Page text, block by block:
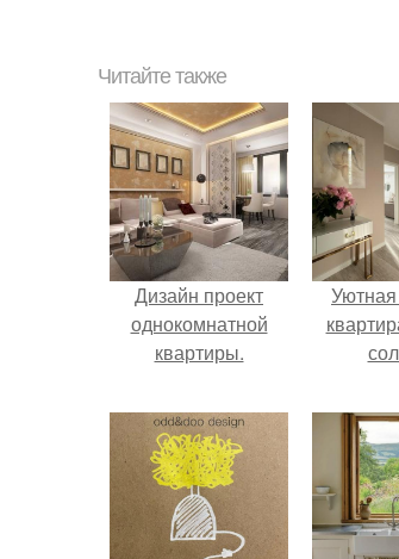
Читайте также
Дизайн проект
однокомнатной
квартиры.
Уютная